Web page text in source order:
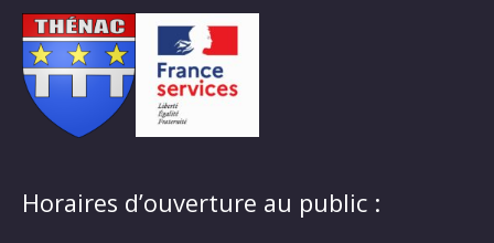
Horaires d’ouverture au public :